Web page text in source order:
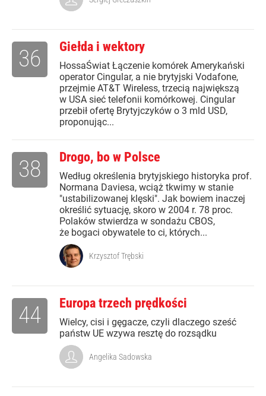
Giełda i wektory
HossaŚwiat Łączenie komórek Amerykański
operator Cingular, a nie brytyjski Vodafone,
przejmie AT&T Wireless, trzecią największą
w USA sieć telefonii komórkowej. Cingular
przebił ofertę Brytyjczyków o 3 mld USD,
proponując...
36
Drogo, bo w Polsce
Według określenia brytyjskiego historyka prof.
Normana Daviesa, wciąż tkwimy w stanie
"ustabilizowanej klęski". Jak bowiem inaczej
określić sytuację, skoro w 2004 r. 78 proc.
Polaków stwierdza w sondażu CBOS,
że bogaci obywatele to ci, których...
38
Krzysztof Trębski
Europa trzech prędkości
Wielcy, cisi i gęgacze, czyli dlaczego sześć
państw UE wzywa resztę do rozsądku
44
Angelika Sadowska